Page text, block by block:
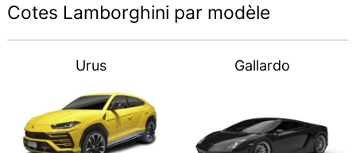
Cotes Lamborghini par modèle
Urus Gallardo